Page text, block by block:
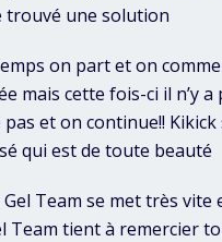
trouvé une solution
on part et on
mais cette fois-ci il n’y
et on continue!!
qui est de toute beauté
Team se met très vite
Team tient à remercier